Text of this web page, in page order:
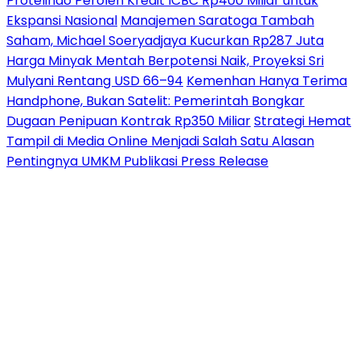
Ekspansi Nasional Manajemen Saratoga Tambah
Saham, Michael Soeryadjaya Kucurkan Rp287 Juta
Harga Minyak Mentah Berpotensi Naik, Proyeksi Sri
Mulyani Rentang USD 66–94 Kemenhan Hanya Terima
Handphone, Bukan Satelit: Pemerintah Bongkar
Dugaan Penipuan Kontrak Rp350 MiliarStrategi Hemat
Tampil di Media Online Menjadi Salah Satu Alasan
Pentingnya UMKM Publikasi Press Release